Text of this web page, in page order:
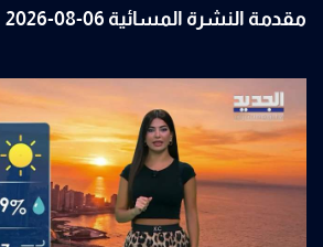
مقدمة النشرة المسائية 06-08-2026